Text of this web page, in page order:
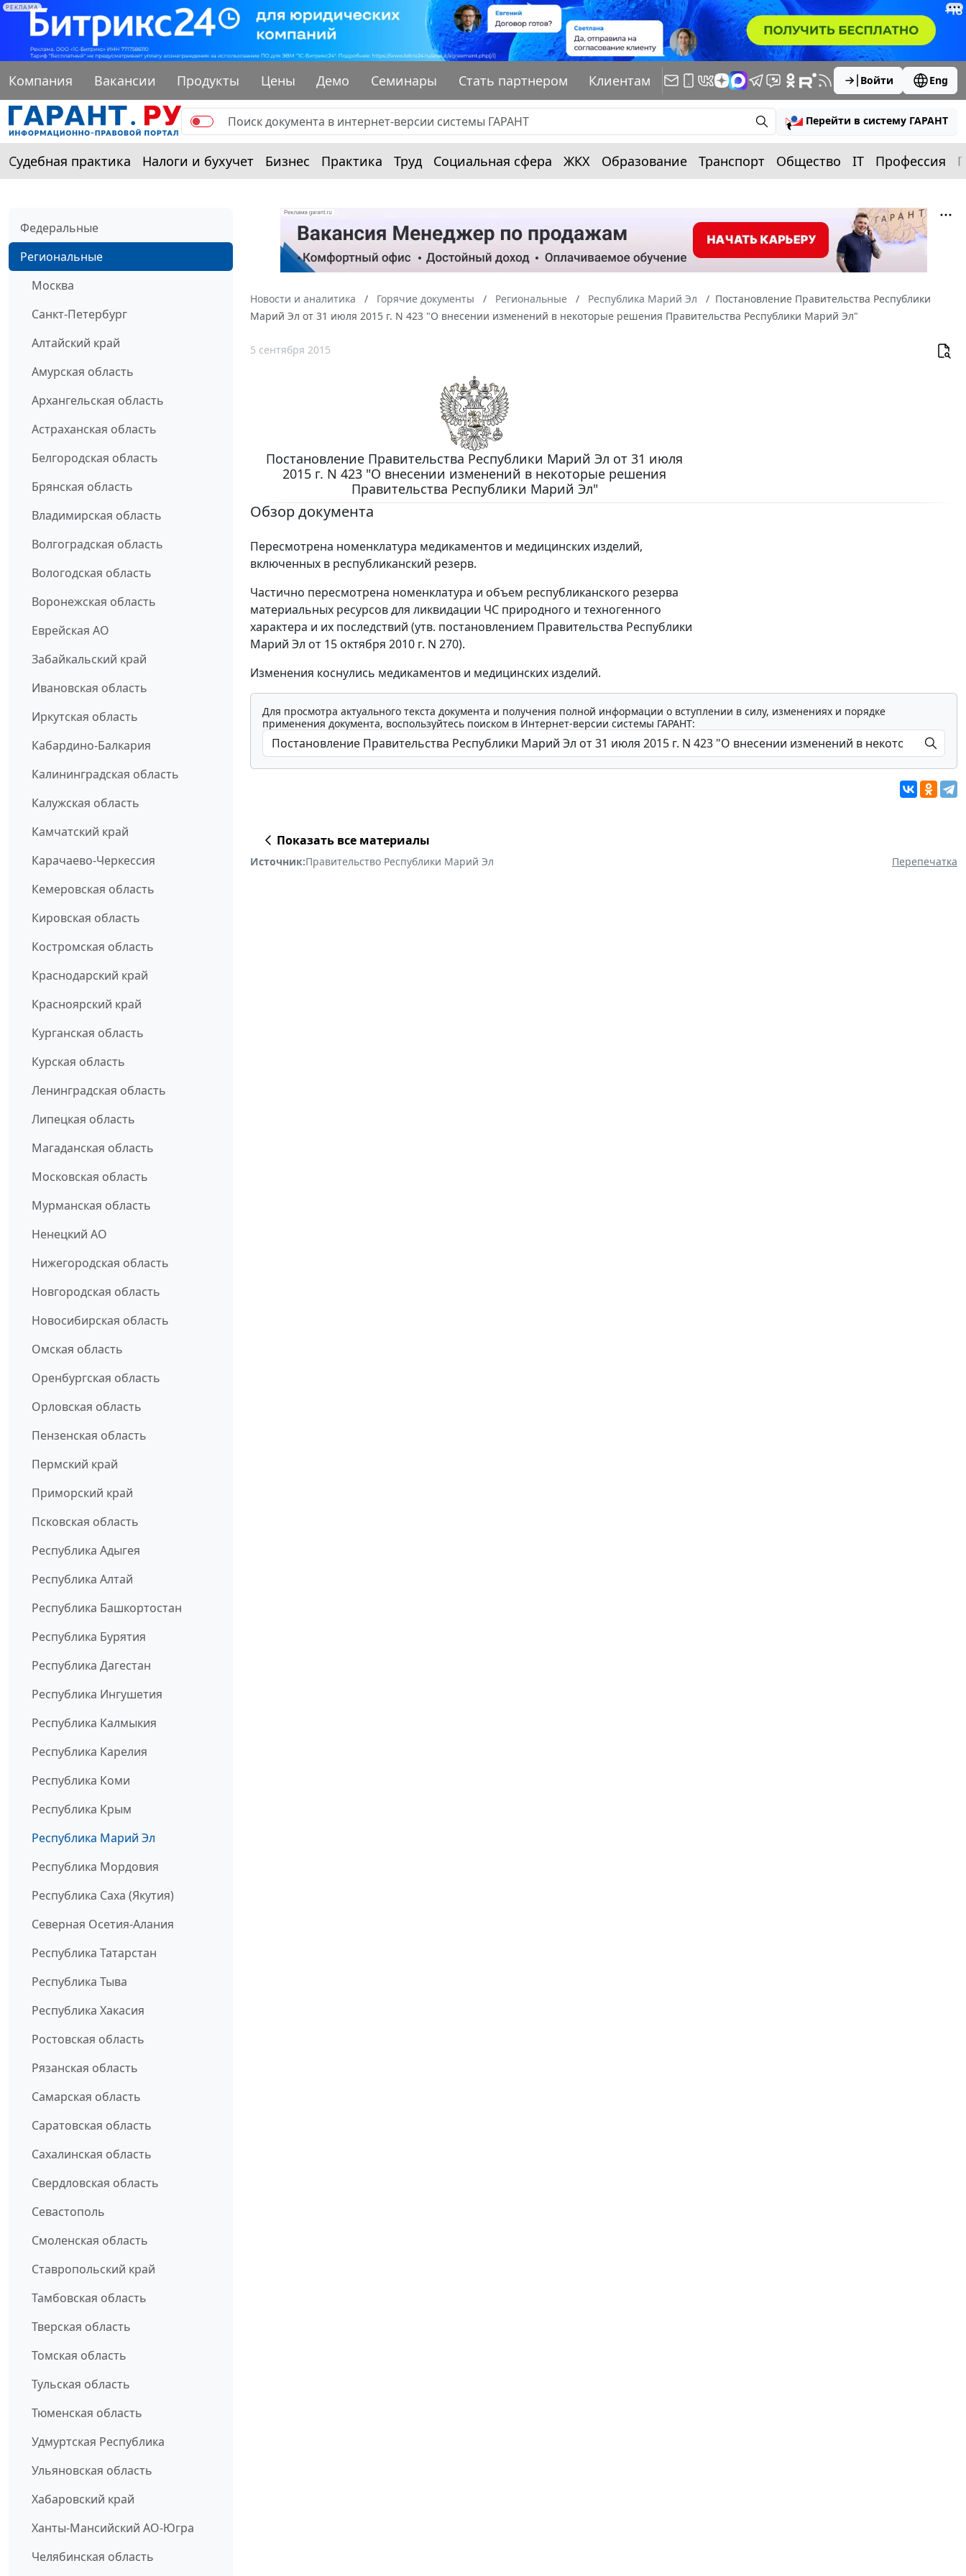
РЕКЛАМА
Компания Вакансии Продукты Цены Демо Семинары Стать партнером Клиентам Войти Eng
Перейти в систему ГАРАНТ
Судебная практика Налоги и бухучет Бизнес Практика Труд Социальная сфера ЖКХ Образование Транспорт Общество IT Профессия
Федеральные
Региональные
Москва
Санкт-Петербург
Алтайский край
Амурская область
Архангельская область
Астраханская область
Белгородская область
Брянская область
Владимирская область
Волгоградская область
Вологодская область
Воронежская область
Еврейская АО
Забайкальский край
Ивановская область
Иркутская область
Кабардино-Балкария
Калининградская область
Калужская область
Камчатский край
Карачаево-Черкессия
Кемеровская область
Кировская область
Костромская область
Краснодарский край
Красноярский край
Курганская область
Курская область
Ленинградская область
Липецкая область
Магаданская область
Московская область
Мурманская область
Ненецкий АО
Нижегородская область
Новгородская область
Новосибирская область
Омская область
Оренбургская область
Орловская область
Пензенская область
Пермский край
Приморский край
Псковская область
Республика Адыгея
Республика Алтай
Республика Башкортостан
Республика Бурятия
Республика Дагестан
Республика Ингушетия
Республика Калмыкия
Республика Карелия
Республика Коми
Республика Крым
Республика Марий Эл
Республика Мордовия
Республика Саха (Якутия)
Северная Осетия-Алания
Республика Татарстан
Республика Тыва
Республика Хакасия
Ростовская область
Рязанская область
Самарская область
Саратовская область
Сахалинская область
Свердловская область
Севастополь
Смоленская область
Ставропольский край
Тамбовская область
Тверская область
Томская область
Тульская область
Тюменская область
Удмуртская Республика
Ульяновская область
Хабаровский край
Ханты-Мансийский АО-Югра
Челябинская область
Новости и аналитика Горячие документы Региональные Республика Марий Эл
Постановление Правительства Республики
Марий Эл от 31 июля 2015 г. N 423 "О внесении изменений в некоторые решения Правительства Республики Марий Эл"
5 сентября 2015
Постановление Правительства Республики Марий Эл от 31 июля
2015 г. N 423 "О внесении изменений в некоторые решения
Правительства Республики Марий Эл"
Обзор документа
Пересмотрена номенклатура медикаментов и медицинских изделий,
включенных в республиканский резерв.
Частично пересмотрена номенклатура и объем республиканского резерва
материальных ресурсов для ликвидации ЧС природного и техногенного
характера и их последствий (утв. постановлением Правительства Республики
Марий Эл от 15 октября 2010 г. N 270).
Изменения коснулись медикаментов и медицинских изделий.
Для просмотра актуального текста документа и получения полной информации о вступлении в силу, изменениях и порядке
применения документа, воспользуйтесь поиском в Интернет-версии системы ГАРАНТ:
Показать все материалы
Источник:Правительство Республики Марий Эл Перепечатка